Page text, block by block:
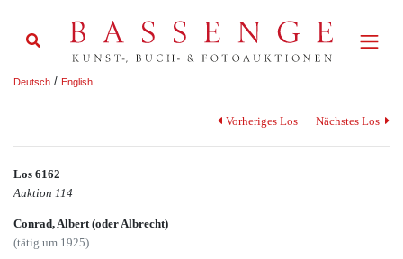
Deutsch / English
Vorheriges Los Nächstes Los
Los 6162
Auktion 114
Conrad, Albert (oder Albrecht)
(tätig um 1925)